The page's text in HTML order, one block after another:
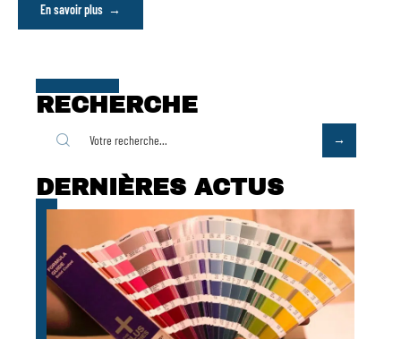
En savoir plus
RECHERCHE
DERNIÈRES ACTUS